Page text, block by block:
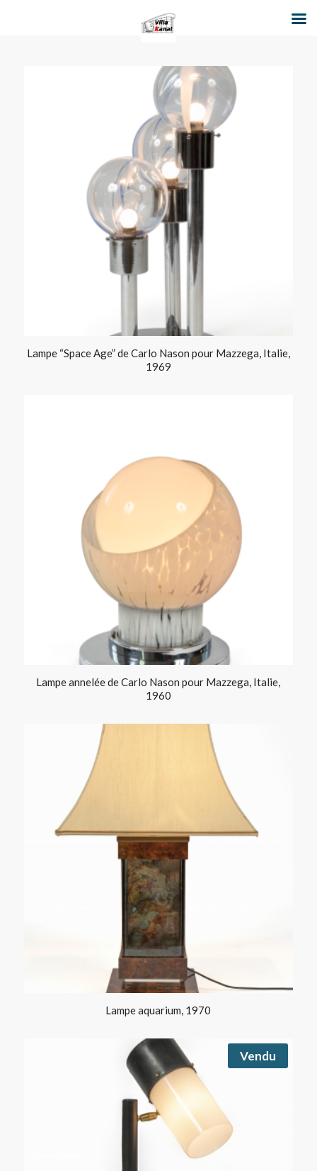
Lampe “Space Age” de Carlo Nason pour Mazzega, Italie,
1969
Lampe annelée de Carlo Nason pour Mazzega, Italie,
1960
Lampe aquarium, 1970
Vendu